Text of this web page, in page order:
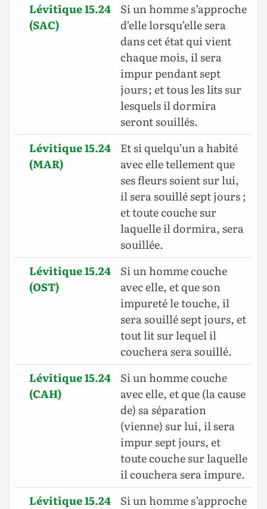
Lévitique 15.24
(SAC)
Si un homme s’approche
d’elle lorsqu’elle sera
dans cet état qui vient
chaque mois, il sera
impur pendant sept
jours ; et tous les lits sur
lesquels il dormira
seront souillés.
Lévitique 15.24
(MAR)
Et si quelqu’un a habité
avec elle tellement que
ses fleurs soient sur lui,
il sera souillé sept jours ;
et toute couche sur
laquelle il dormira, sera
souillée.
Lévitique 15.24
(OST)
Si un homme couche
avec elle, et que son
impureté le touche, il
sera souillé sept jours, et
tout lit sur lequel il
couchera sera souillé.
Lévitique 15.24
(CAH)
Si un homme couche
avec elle, et que (la cause
de) sa séparation
(vienne) sur lui, il sera
impur sept jours, et
toute couche sur laquelle
il couchera sera impure.
Lévitique 15.24
Si un homme s’approche